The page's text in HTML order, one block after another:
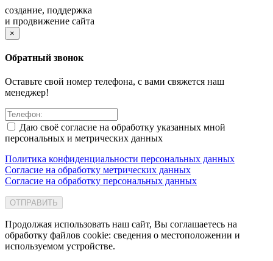
создание, поддержка
и продвижение сайта
×
Обратный звонок
Оставьте свой номер телефона, с вами свяжется наш
менеджер!
Даю своё согласие на обработку указанных мной
персональных и метрических данных
Политика конфиденциальности персональных данных
Согласие на обработку метрических данных
Согласие на обработку персональных данных
ОТПРАВИТЬ
Продолжая использовать наш сайт, Вы соглашаетесь на
обработку файлов cookie: сведения о местоположении и
используемом устройстве.